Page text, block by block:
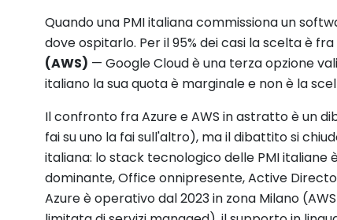
Quando una PMI italiana commissiona un
dove ospitarlo. Per il 95% dei casi la scelta è fra
(AWS) — Google Cloud è una terza opzione
italiano la sua quota è marginale e non è la
Il confronto fra Azure e AWS in astratto è un
fai su uno la fai sull'altro), ma il dibattito si
italiana: lo stack tecnologico delle PMI
dominante, Office onnipresente, Active
Azure è operativo dal 2023 in zona Milano